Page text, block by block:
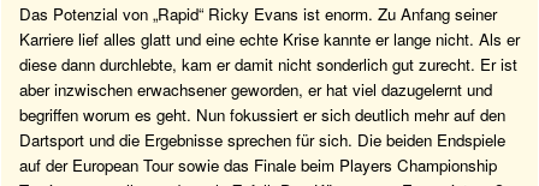
Das Potenzial von „Rapid“ Ricky Evans ist enorm. Zu Anfang seiner
Karriere lief alles glatt und eine echte Krise kannte er lange nicht. Als er
diese dann durchlebte, kam er damit nicht sonderlich gut zurecht. Er ist
aber inzwischen erwachsener geworden, er hat viel dazugelernt und
begriffen worum es geht. Nun fokussiert er sich deutlich mehr auf den
Dartsport und die Ergebnisse sprechen für sich. Die beiden Endspiele
auf der European Tour sowie das Finale beim Players Championship